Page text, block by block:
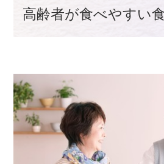
高齢者が食べやすい